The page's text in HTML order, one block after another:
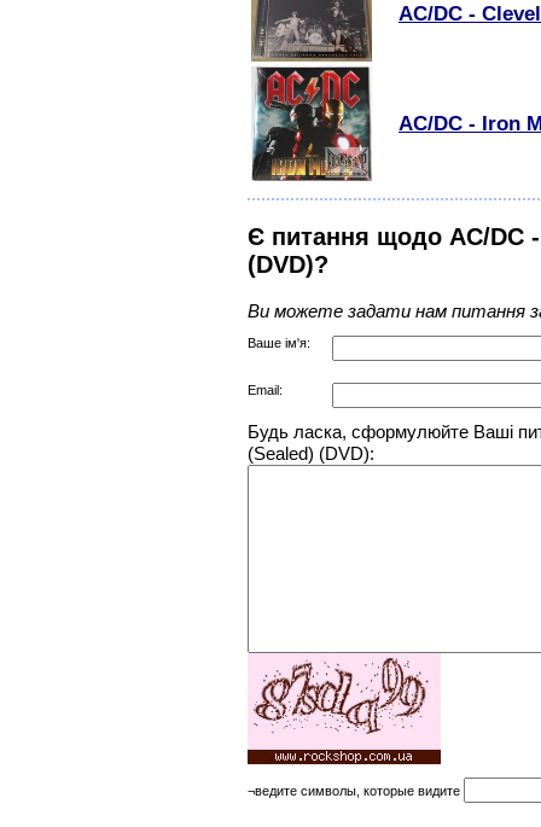
AC/DC -
AC/DC - Iron
Є питання щодо AC/DC
(DVD)?
Ви можете задати нам питання
Ваше ім'я:
Email:
Будь ласка, сформулюйте Ваші
(Sealed) (DVD):
¬ведите символы, которые видите